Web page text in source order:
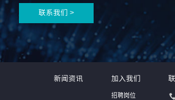
联系我们 >
新闻资讯 加入我们
招聘岗位